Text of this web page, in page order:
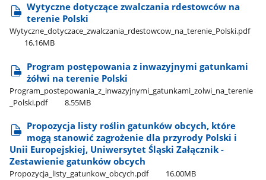
Wytyczne dotyczące zwalczania rdestowców na
terenie Polski
Wytyczne​_dotyczace​_zwalczania​_rdestowcow​_na​_terenie​_Polski.pdf
16.16MB
Program postępowania z inwazyjnymi gatunkami
żółwi na terenie Polski
Program​_postepowania​_z​_inwazyjnymi​_gatunkami​_zolwi​_na​_terenie​
_Polski.pdf
8.55MB
Propozycja listy roślin gatunków obcych, które
mogą stanowić zagrożenie dla przyrody Polski i
Unii Europejskiej, Uniwersytet Śląski Załącznik -
Zestawienie gatunków obcych
Propozycja​_listy​_gatunkow​_obcych.pdf 16.00MB